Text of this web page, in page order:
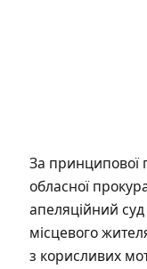
За принципової
обласної
апеляційний суд
місцевого
з корисливих